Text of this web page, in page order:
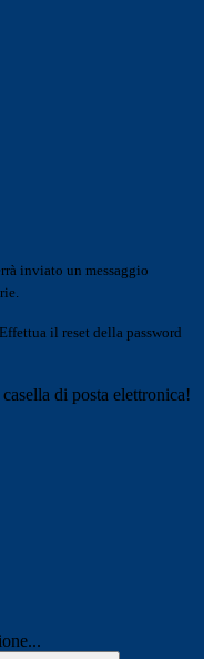
inviato un messaggio
il reset della password
di posta elettronica!